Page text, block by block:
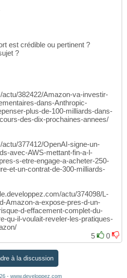
est crédible ou pertinent ?
?
382422/Amazon-va-investir-
dans-Anthropic-
plus-de-100-milliards-dans-
des-dix-prochaines-annees/
377412/OpenAI-signe-un-
avec-AWS-mettant-fin-a-l-
s-etre-engage-a-acheter-250-
et-un-contrat-de-300-milliards-
actu/374098/L-
Amazon-a-expose-pres-d-un-
d-effacement-complet-du-
qu-il-voulait-reveler-les-pratiques-
5
0
à la discussion
- www.developpez.com